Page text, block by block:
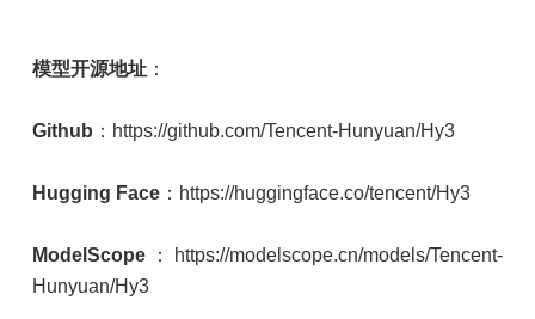
模型开源地址：
Github ：https://github.com/Tencent-Hunyuan/Hy3
Hugging Face：https://huggingface.co/tencent/Hy3
ModelScope：https://modelscope.cn/models/Tencent-
Hunyuan/Hy3